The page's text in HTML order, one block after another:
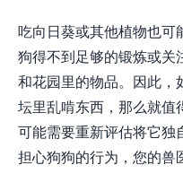
吃向日葵或其他植物也可
狗得不到足够的锻炼或关
和花园里的物品。因此，
坛里乱啃东西，那么就值
可能需要重新评估将它独
担心狗狗的行为，您的兽